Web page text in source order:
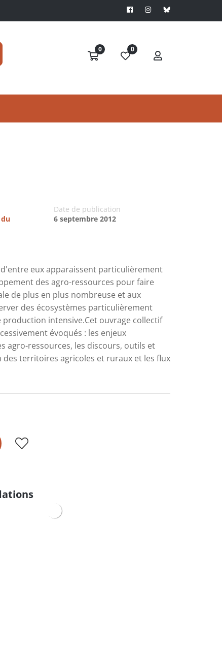
0 0
Date de publication
6 septembre 2012
eux apparaissent particulièrement
des agro-ressources pour faire
de plus en plus nombreuse et aux
des écosystèmes particulièrement
intensive.Cet ouvrage collectif
évoqués : les enjeux
agro-ressources, les discours, outils et
territoires agricoles et ruraux et les flux